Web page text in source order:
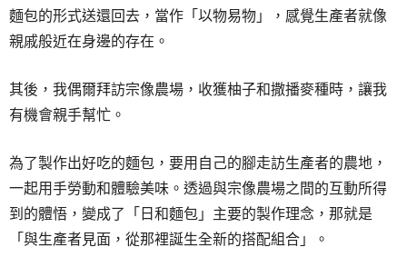
麵包的形式送還回去，當作「以物易物」，感覺生產者就像
親戚般近在身邊的存在。
其後，我偶爾拜訪宗像農場，收獲柚子和撒播麥種時，讓我
有機會親手幫忙。
為了製作出好吃的麵包，要用自己的腳走訪生產者的農地，
一起用手勞動和體驗美味。透過與宗像農場之間的互動所得
到的體悟，變成了「日和麵包」主要的製作理念，那就是
「與生產者見面，從那裡誕生全新的搭配組合」。